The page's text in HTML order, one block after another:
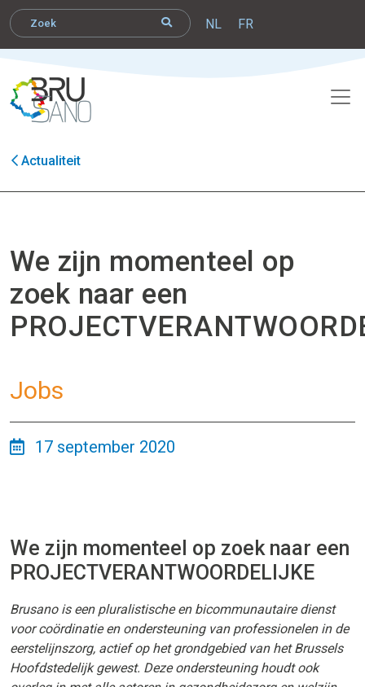
NL FR
Actualiteit
We zijn momenteel op
zoek naar een
Jobs
17 september 2020
We zijn momenteel op zoek naar een
PROJECTVERANTWOORDELIJKE
Brusano is een pluralistische en bicommunautaire dienst
voor coördinatie en ondersteuning van professionelen in de
eerstelijnszorg, actief op het grondgebied van het Brussels
Hoofdstedelijk gewest. Deze ondersteuning houdt ook